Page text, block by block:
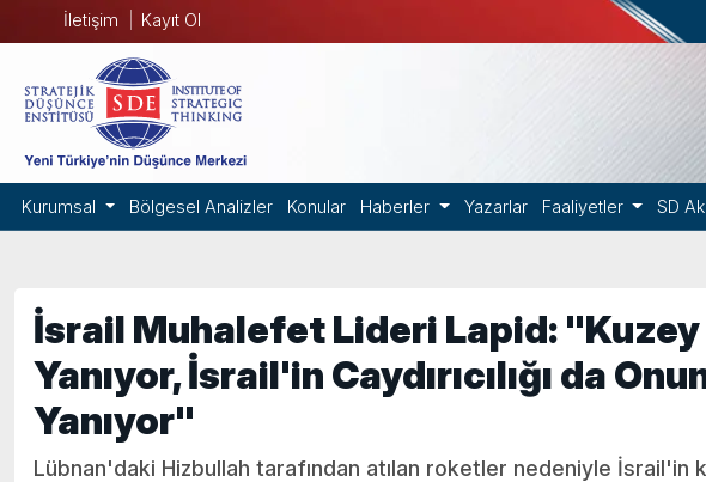
İletişim Kayıt Ol
Kurumsal Bölgesel Analizler Konular Haberler Yazarlar Faaliyetler SD
İsrail Muhalefet Lideri Lapid:
Yanıyor, İsrail'in Caydırıcılığı da
Yanıyor"
Lübnan'daki Hizbullah tarafından atılan roketler nedeniyle İsrail'in